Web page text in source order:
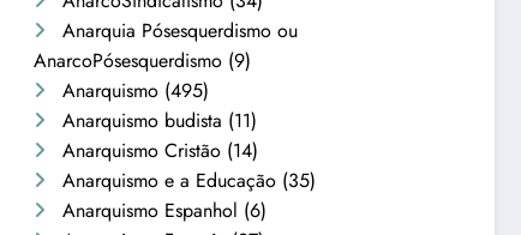
Anarquia Pósesquerdismo ou
AnarcoPósesquerdismo (9)
Anarquismo (495)
Anarquismo budista (11)
Anarquismo Cristão (14)
Anarquismo e a Educação (35)
Anarquismo Espanhol (6)